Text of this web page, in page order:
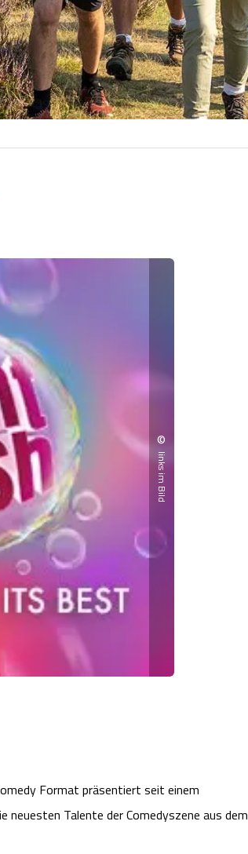
©
links im Bild
Format präsentiert seit einem
neuesten Talente der Comedyszene aus dem